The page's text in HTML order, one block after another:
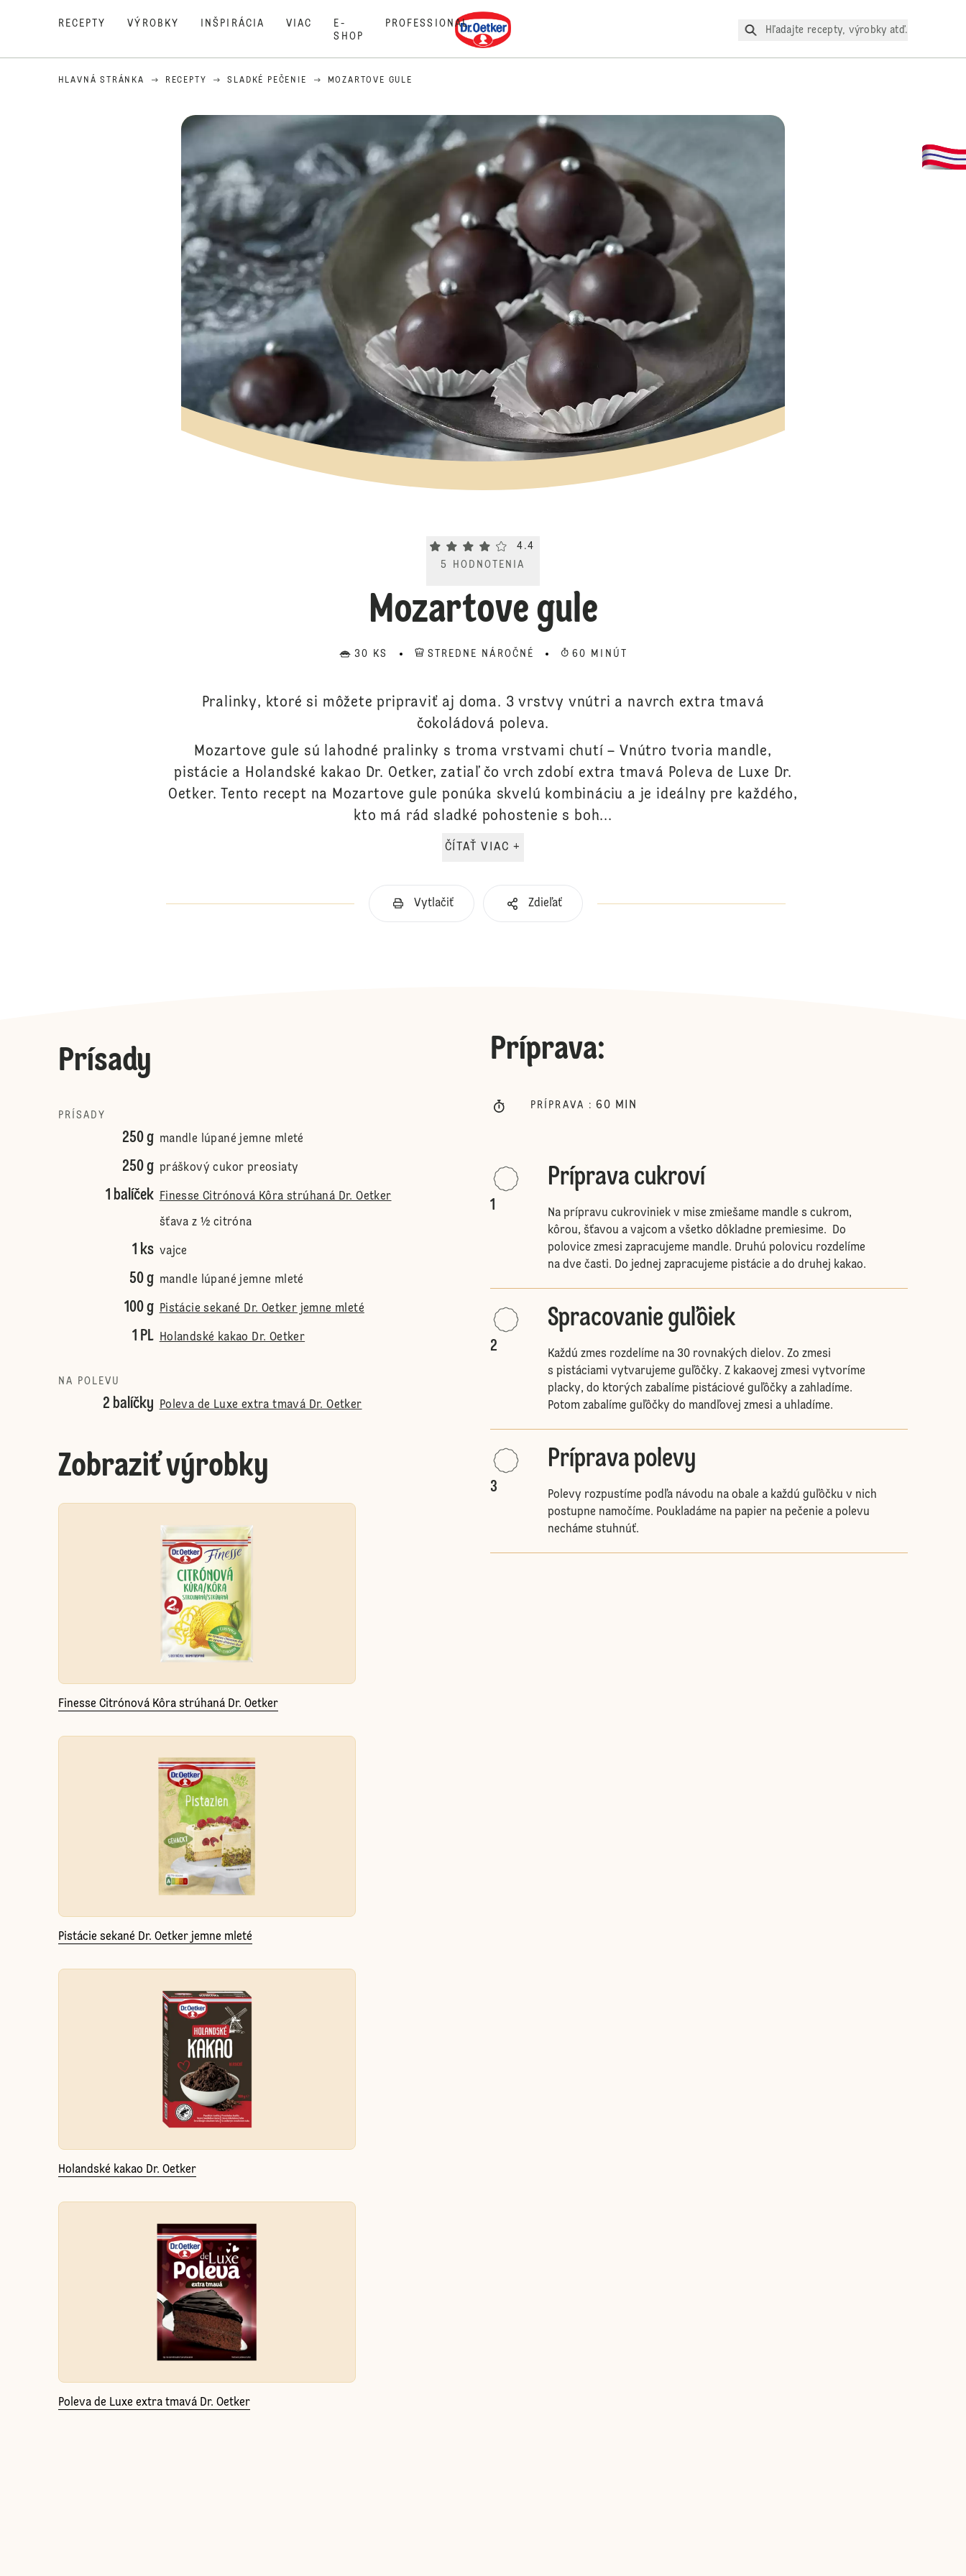
RECEPTY VÝROBKY INŠPIRÁCIA VIAC
E-
SHOP
PROFESSIONAL Dr. Oetker
Hľadajte recepty, výrobky atď.
HLAVNÁ STRÁNKA RECEPTY SLADKÉ PEČENIE MOZARTOVE GULE
Current rating 4.4. Click to rate.
4.4
5
HODNOTENIA
Mozartove gule
30 KS STREDNE NÁROČNÉ 60 MINÚT
Pralinky, ktoré si môžete pripraviť aj doma. 3 vrstvy vnútri a navrch extra tmavá
čokoládová poleva.
Mozartove gule sú lahodné pralinky s troma vrstvami chutí – Vnútro tvoria mandle,
pistácie a Holandské kakao Dr. Oetker, zatiaľ čo vrch zdobí extra tmavá Poleva de Luxe Dr.
Oetker. Tento recept na Mozartove gule ponúka skvelú kombináciu a je ideálny pre každého,
kto má rád sladké pohostenie s boh...
ČÍTAŤ VIAC +
Vytlačiť Zdieľať
Prísady
PRÍSADY
250 g mandle lúpané jemne mleté
250 g práškový cukor preosiaty
1 balíček Finesse Citrónová Kôra strúhaná Dr. Oetker
šťava z ½ citróna
1 ks vajce
50 g mandle lúpané jemne mleté
100 g Pistácie sekané Dr. Oetker jemne mleté
1 PL Holandské kakao Dr. Oetker
NA POLEVU
2 balíčky Poleva de Luxe extra tmavá Dr. Oetker
Zobraziť výrobky
Finesse Citrónová Kôra strúhaná Dr. Oetker
Pistácie sekané Dr. Oetker jemne mleté
Holandské kakao Dr. Oetker
Poleva de Luxe extra tmavá Dr. Oetker
Príprava:
PRÍPRAVA : 60 MIN
1
Príprava cukroví
Na prípravu cukroviniek v mise zmiešame mandle s cukrom,
kôrou, šťavou a vajcom a všetko dôkladne premiesime. Do
polovice zmesi zapracujeme mandle. Druhú polovicu rozdelíme
na dve časti. Do jednej zapracujeme pistácie a do druhej kakao.
2
Spracovanie guľôiek
Každú zmes rozdelíme na 30 rovnakých dielov. Zo zmesi
s pistáciami vytvarujeme guľôčky. Z kakaovej zmesi vytvoríme
placky, do ktorých zabalíme pistáciové guľôčky a zahladíme.
Potom zabalíme guľôčky do mandľovej zmesi a uhladíme.
3
Príprava polevy
Polevy rozpustíme podľa návodu na obale a každú guľôčku v nich
postupne namočíme. Poukladáme na papier na pečenie a polevu
necháme stuhnúť.